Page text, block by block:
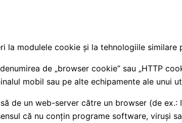
la modulele cookie și la tehnologiile
de „browser cookie” sau „HTTP
mobil sau pe alte echipamente ale unui
de un web-server către un browser (de
că nu conțin programe software,